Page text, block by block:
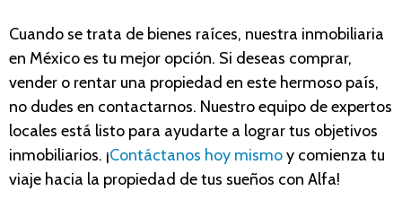
Cuando se trata de bienes raíces, nuestra inmobiliaria
en México es tu mejor opción. Si deseas comprar,
vender o rentar una propiedad en este hermoso país,
no dudes en contactarnos. Nuestro equipo de expertos
locales está listo para ayudarte a lograr tus objetivos
inmobiliarios. ¡Contáctanos hoy mismoy comienza tu
viaje hacia la propiedad de tus sueños con Alfa!